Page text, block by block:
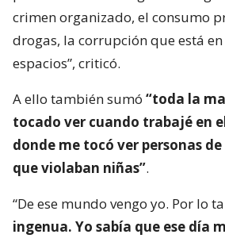
crimen organizado, el consumo
drogas, la corrupción que está
espacios”, criticó.
A ello también sumó “toda la
tocado ver cuando trabajé en
donde me tocó ver personas
que violaban niñas”.
“De ese mundo vengo yo. Por lo
ingenua. Yo sabía que ese día